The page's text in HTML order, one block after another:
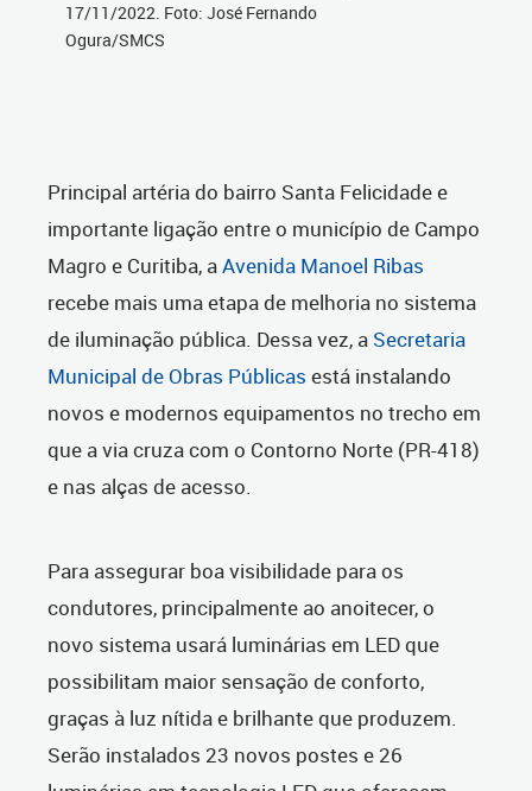
17/11/2022. Foto: José Fernando
Ogura/SMCS
Principal artéria do bairro Santa Felicidade e
importante ligação entre o município de Campo
Magro e Curitiba, aAvenida Manoel Ribas
recebe mais uma etapa de melhoria no sistema
de iluminação pública. Dessa vez, a Secretaria
Municipal de Obras Públicas está instalando
novos e modernos equipamentos no trecho em
que a via cruza com o Contorno Norte (PR-418)
e nas alças de acesso.
Para assegurar boa visibilidade para os
condutores, principalmente ao anoitecer, o
novo sistema usará luminárias em LED que
possibilitam maior sensação de conforto,
graças à luz nítida e brilhante que produzem.
Serão instalados 23 novos postes e 26